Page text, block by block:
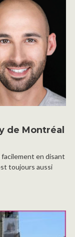
de Montréal
facilement en disant
toujours aussi